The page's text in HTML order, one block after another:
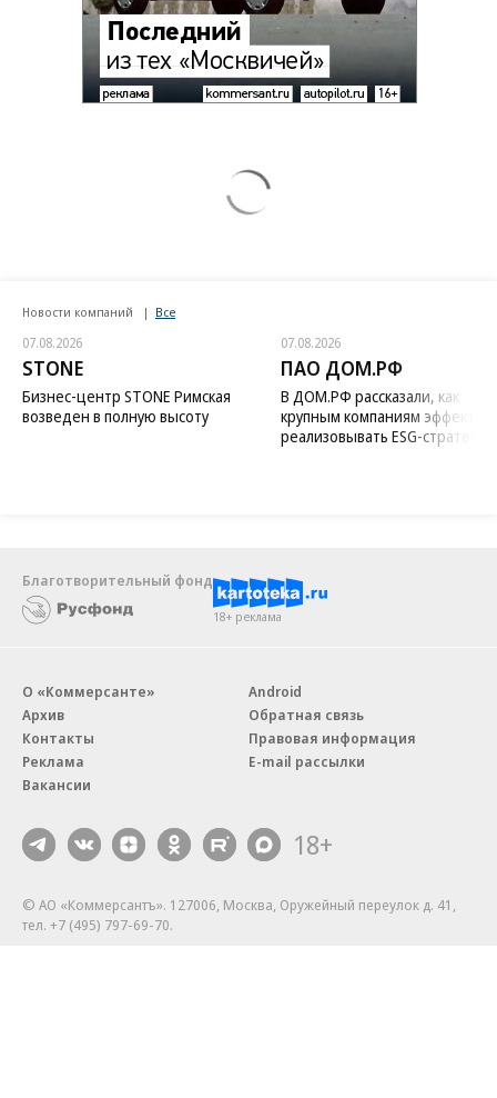
Новости компаний Все
07.08.2026
STONE
Бизнес-центр STONE Римская
возведен в полную высоту
07.08.2026
ПАО ДОМ.РФ
В ДОМ.РФ рассказали, как
крупным компаниям
реализовывать ESG-стратегию
Благотворительный фонд
18+ реклама
О «Коммерсанте»
Архив
Контакты
Реклама
Вакансии
Android
Обратная связь
Правовая информация
E-mail рассылки
18+
© АО «Коммерсантъ». 127006, Москва, Оружейный переулок д. 41,
тел. +7 (495) 797-69-70.